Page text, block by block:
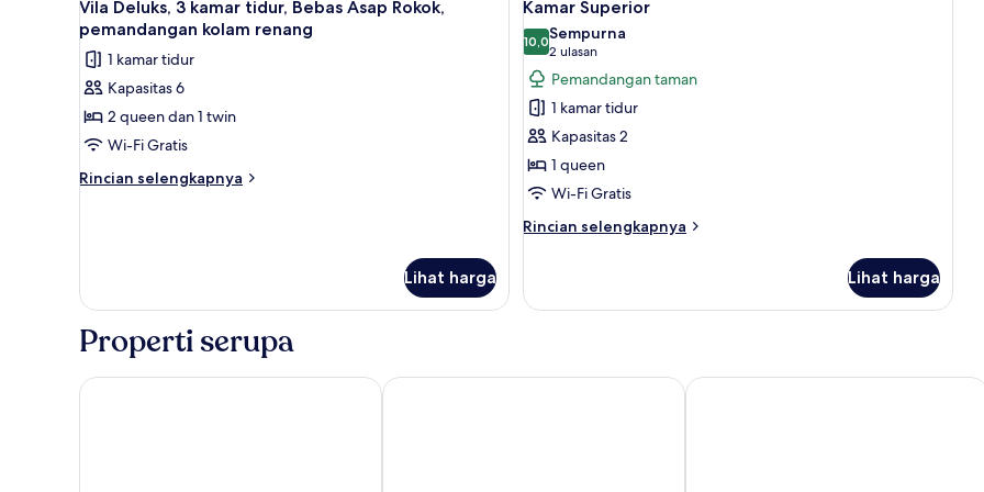
semua
foto
untuk
Vila
Deluks,
3
kamar
pemandangan
kolam
renang
Vila Deluks, 3 kamar tidur, Bebas Asap Rokok,
pemandangan kolam renang
1 kamar tidur
Kapasitas 6
2 queen dan 1 twin
Wi-Fi Gratis
Rincian selengkapnya
Rincian
3
kamar
tidur,
Bebas
Asap
Rokok,
Lihat harga
semua
foto
untuk
Kamar
Superior
Kamar Superior
10,010,0 dari 10
Sempurna
2 ulasan
(2
ulasan)
Pemandangan taman
1 kamar tidur
Kapasitas 2
1 queen
Wi-Fi Gratis
Rincian selengkapnya
Rincian
Kamar
Lihat harga
Properti serupa
Swahita Tebesaya Cottage by GenuineHost Mumbul Ubud